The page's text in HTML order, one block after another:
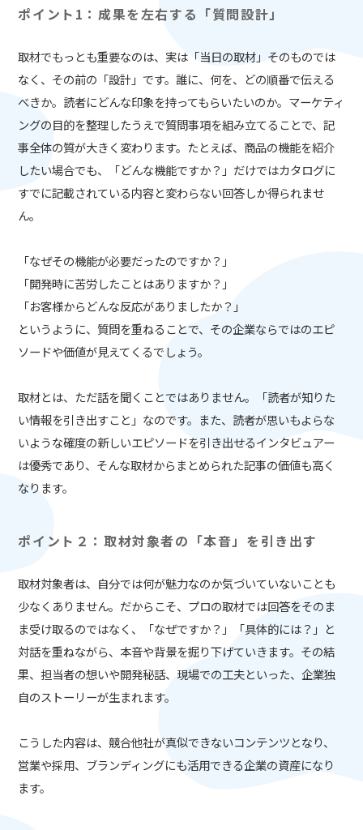
ポイント1：成果を左右する「質問設計」
取材でもっとも重要なのは、実は「当日の取材」そのものでは
なく、その前の「設計」です。誰に、何を、どの順番で伝える
べきか。読者にどんな印象を持ってもらいたいのか。マーケティ
ングの目的を整理したうえで質問事項を組み立てることで、記
事全体の質が大きく変わります。たとえば、商品の機能を紹介
したい場合でも、「どんな機能ですか？」だけではカタログに
すでに記載されている内容と変わらない回答しか得られませ
ん。
「なぜその機能が必要だったのですか？」
「開発時に苦労したことはありますか？」
「お客様からどんな反応がありましたか？」
というように、質問を重ねることで、その企業ならではのエピ
ソードや価値が見えてくるでしょう。
取材とは、ただ話を聞くことではありません。「読者が知りた
い情報を引き出すこと」なのです。また、読者が思いもよらな
いような確度の新しいエピソードを引き出せるインタビュアー
は優秀であり、そんな取材からまとめられた記事の価値も高く
なります。
ポイント２：取材対象者の「本音」を引き出す
取材対象者は、自分では何が魅力なのか気づいていないことも
少なくありません。だからこそ、プロの取材では回答をそのま
ま受け取るのではなく、「なぜですか？」「具体的には？」と
対話を重ねながら、本音や背景を掘り下げていきます。その結
果、担当者の想いや開発秘話、現場での工夫といった、企業独
自のストーリーが生まれます。
こうした内容は、競合他社が真似できないコンテンツとなり、
営業や採用、ブランディングにも活用できる企業の資産になり
ます。